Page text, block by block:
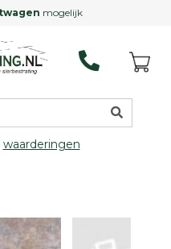
prijsgarantie
waarderingen